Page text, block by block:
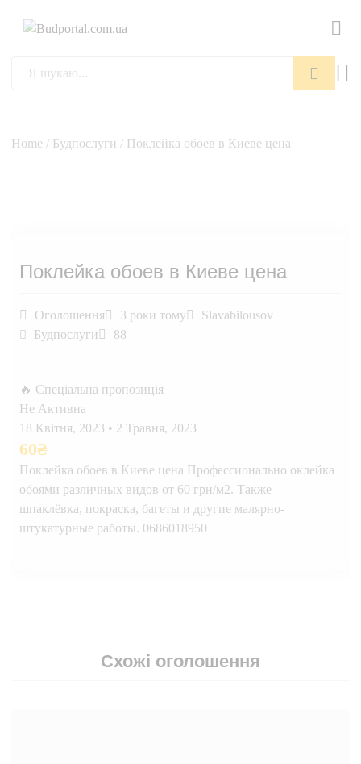
Home / Будпослуги / Поклейка обоев в Киеве цена
Поклейка обоев в Киеве цена
Оголошення 3 роки тому
Slavabilousov
Будпослуги
88
🔥 Спеціальна пропозиція
Не Активна
18 Квітня, 2023 • 2 Травня, 2023
60₴
Поклейка обоев в Киеве цена Профессионально оклейка
обоями различных видов от 60 грн/м2. Также –
шпаклёвка, покраска, багеты и другие малярно-
штукатурные работы. 0686018950
Схожі оголошення